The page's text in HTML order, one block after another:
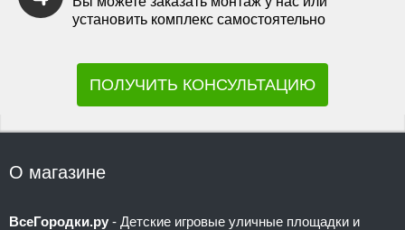
установить комплекс самостоятельно
ПОЛУЧИТЬ КОНСУЛЬТАЦИЮ
О магазине
ВсеГородки.ру - Детские игровые уличные площадки и